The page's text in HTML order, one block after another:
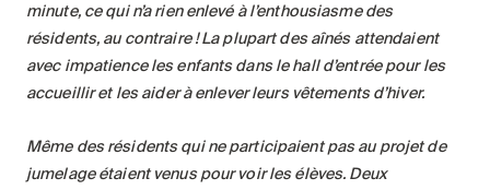
minute, ce qui n’a rien enlevé à l’enthousiasme des
résidents, au contraire ! La plupart des aînés attendaient
avec impatience les enfants dans le hall d’entrée pour les
accueillir et les aider à enlever leurs vêtements d’hiver.
Même des résidents qui ne participaient pas au projet de
jumelage étaient venus pour voir les élèves. Deux